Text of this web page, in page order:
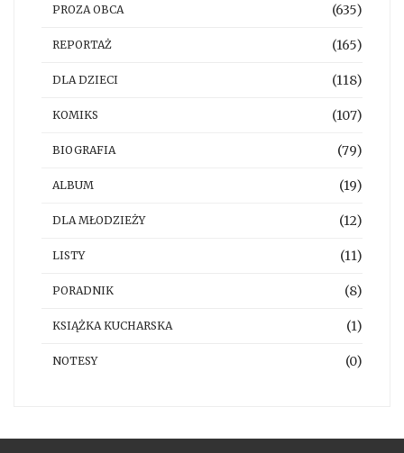
PROZA OBCA (635)
REPORTAŻ (165)
DLA DZIECI (118)
KOMIKS (107)
BIOGRAFIA (79)
ALBUM (19)
DLA MŁODZIEŻY (12)
LISTY (11)
PORADNIK (8)
KSIĄŻKA KUCHARSKA (1)
NOTESY (0)